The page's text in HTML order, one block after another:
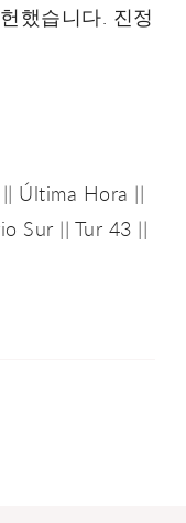
했습니다. 진정
|| Última Hora ||
Sur || Tur 43 ||